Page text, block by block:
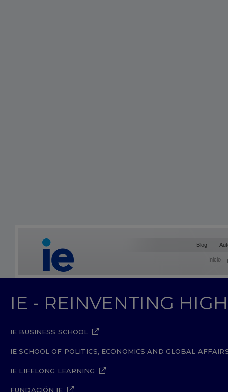
Blog
Inicio
IE - REINVENTING
IE BUSINESS SCHOOL
IE SCHOOL OF POLITICS, ECONOMICS AND GLOBAL
IE LIFELONG LEARNING
FUNDACIÓN IE